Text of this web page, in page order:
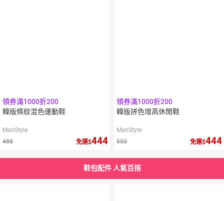
領券滿1000折200
韓版條紋混色運動鞋
ManStyle
488
免運 444
領券滿1000折200
韓版拼色增高休閒鞋
ManStyle
550
免運 444
鞋包配件 人氣百搭